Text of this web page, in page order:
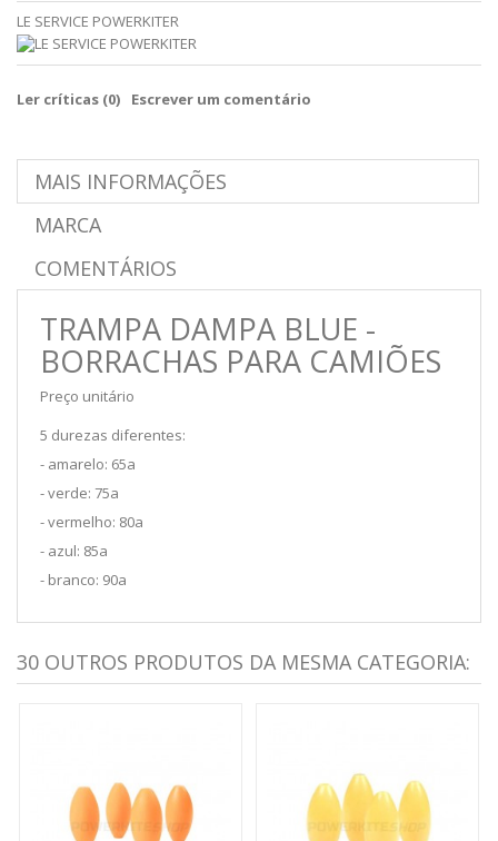
LE SERVICE POWERKITER
Ler críticas (0) Escrever um comentário
MAIS INFORMAÇÕES
MARCA
COMENTÁRIOS
TRAMPA DAMPA BLUE -
BORRACHAS PARA CAMIÕES
Preço unitário
5 durezas diferentes:
- amarelo: 65a
- verde: 75a
- vermelho: 80a
- azul: 85a
- branco: 90a
30 OUTROS PRODUTOS DA MESMA CATEGORIA: